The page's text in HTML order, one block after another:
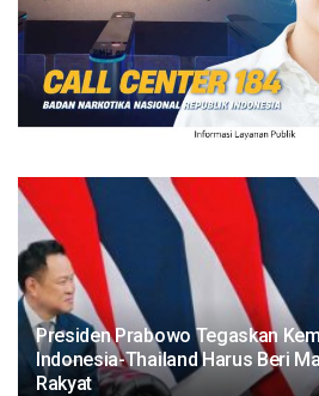
Presiden Prabowo Tegaskan
Indonesia-Thailand Harus Beri
Rakyat